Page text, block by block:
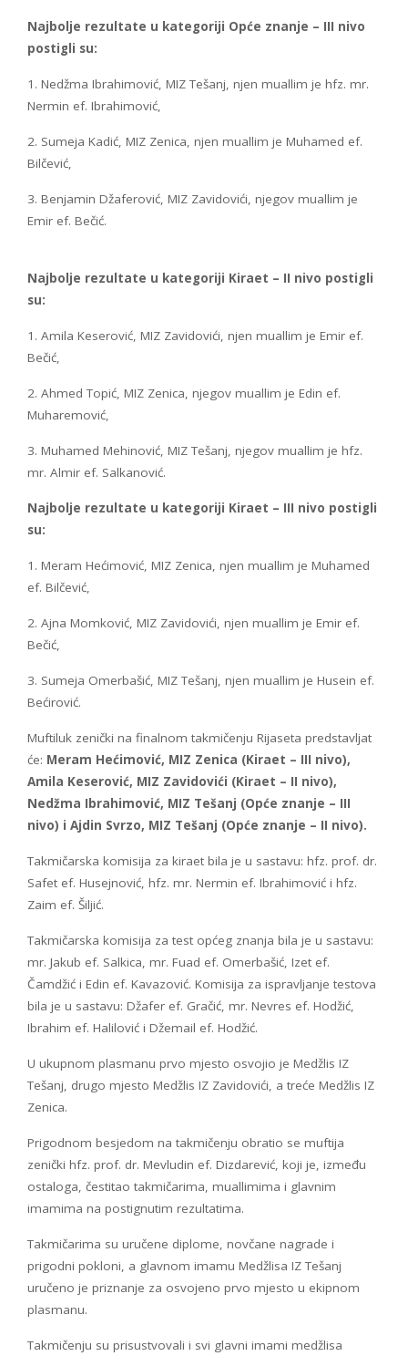
Najbolje rezultate u kategoriji Opće znanje – III nivo
postigli su:
1. Nedžma Ibrahimović, MIZ Tešanj, njen muallim je hfz. mr.
Nermin ef. Ibrahimović,
2. Sumeja Kadić, MIZ Zenica, njen muallim je Muhamed ef.
Bilčević,
3. Benjamin Džaferović, MIZ Zavidovići, njegov muallim je
Emir ef. Bečić.
Najbolje rezultate u kategoriji Kiraet – II nivo postigli
su:
1. Amila Keserović, MIZ Zavidovići, njen muallim je Emir ef.
Bečić,
2. Ahmed Topić, MIZ Zenica, njegov muallim je Edin ef.
Muharemović,
3. Muhamed Mehinović, MIZ Tešanj, njegov muallim je hfz.
mr. Almir ef. Salkanović.
Najbolje rezultate u kategoriji Kiraet – III nivo postigli
su:
1. Meram Hećimović, MIZ Zenica, njen muallim je Muhamed
ef. Bilčević,
2. Ajna Momković, MIZ Zavidovići, njen muallim je Emir ef.
Bečić,
3. Sumeja Omerbašić, MIZ Tešanj, njen muallim je Husein ef.
Bećirović.
Muftiluk zenički na finalnom takmičenju Rijaseta predstavljat
će: Meram Hećimović, MIZ Zenica (Kiraet – III nivo),
Amila Keserović, MIZ Zavidovići (Kiraet – II nivo),
Nedžma Ibrahimović, MIZ Tešanj (Opće znanje – III
nivo) i Ajdin Svrzo, MIZ Tešanj (Opće znanje – II nivo).
Takmičarska komisija za kiraet bila je u sastavu: hfz. prof. dr.
Safet ef. Husejnović, hfz. mr. Nermin ef. Ibrahimović i hfz.
Zaim ef. Šiljić.
Takmičarska komisija za test općeg znanja bila je u sastavu:
mr. Jakub ef. Salkica, mr. Fuad ef. Omerbašić, Izet ef.
Čamdžić i Edin ef. Kavazović. Komisija za ispravljanje testova
bila je u sastavu: Džafer ef. Gračić, mr. Nevres ef. Hodžić,
Ibrahim ef. Halilović i Džemail ef. Hodžić.
U ukupnom plasmanu prvo mjesto osvojio je Medžlis IZ
Tešanj, drugo mjesto Medžlis IZ Zavidovići, a treće Medžlis IZ
Zenica.
Prigodnom besjedom na takmičenju obratio se muftija
zenički hfz. prof. dr. Mevludin ef. Dizdarević, koji je, između
ostaloga, čestitao takmičarima, muallimima i glavnim
imamima na postignutim rezultatima.
Takmičarima su uručene diplome, novčane nagrade i
prigodni pokloni, a glavnom imamu Medžlisa IZ Tešanj
uručeno je priznanje za osvojeno prvo mjesto u ekipnom
plasmanu.
Takmičenju su prisustvovali i svi glavni imami medžlisa